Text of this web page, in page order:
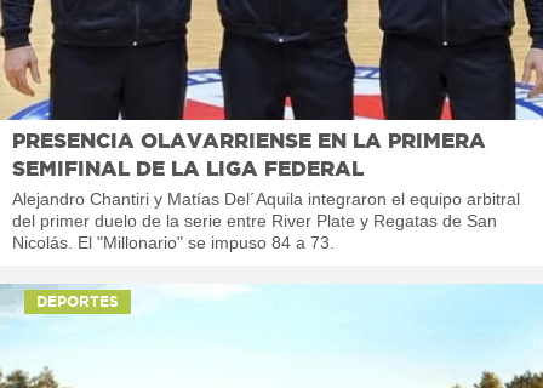
PRESENCIA OLAVARRIENSE EN LA PRIMERA
SEMIFINAL DE LA LIGA FEDERAL
Alejandro Chantiri y Matías Del´Aquila integraron el equipo arbitral
del primer duelo de la serie entre River Plate y Regatas de San
Nicolás. El "Millonario" se impuso 84 a 73.
DEPORTES